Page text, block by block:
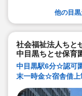
事にした
◇家庭や
て、明る
他の目
社会福祉法人ちと
中目黒ちとせ保育
中目黒駅6分☆認可
末一時金☆宿舎借上